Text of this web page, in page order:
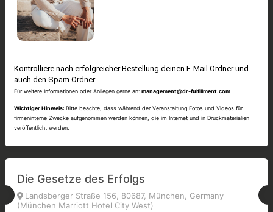
Kontrolliere nach erfolgreicher Bestellung deinen E-Mail Ordner und
auch den Spam Ordner.
Für weitere Informationen oder Anliegen gerne an: management@dr-fulfillment.com
Wichtiger Hinweis: Bitte beachte, dass während der Veranstaltung Fotos und Videos für
firmeninterne Zwecke aufgenommen werden können, die im Internet und in Druckmaterialien
veröffentlicht werden.
Die Gesetze des Erfolgs
Landsberger Straße 156, 80687, München, Germany
(München Marriott Hotel City West)